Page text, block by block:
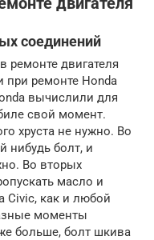
соединений
ремонте двигателя
при ремонте Honda
вычислили для
свой момент.
хруста не нужно. Во
нибудь болт, и
Во вторых
масло и
Civic, как и любой
моменты
больше, болт шкива